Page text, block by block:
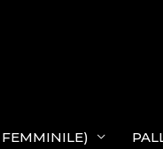
FEMMINILE)